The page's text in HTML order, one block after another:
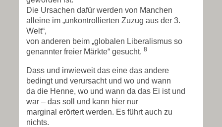
Die Ursachen dafür werden von Manchen
alleine im „unkontrollierten Zuzug aus der 3.
Welt“,
von anderen beim „globalen Liberalismus so
genannter freier Märkte“ gesucht. 8
Dass und inwieweit das eine das andere
bedingt und verursacht und wo und wann
da die Henne, wo und wann da das Ei ist und
war – das soll und kann hier nur
marginal erörtert werden. Es führt auch zu
nichts.